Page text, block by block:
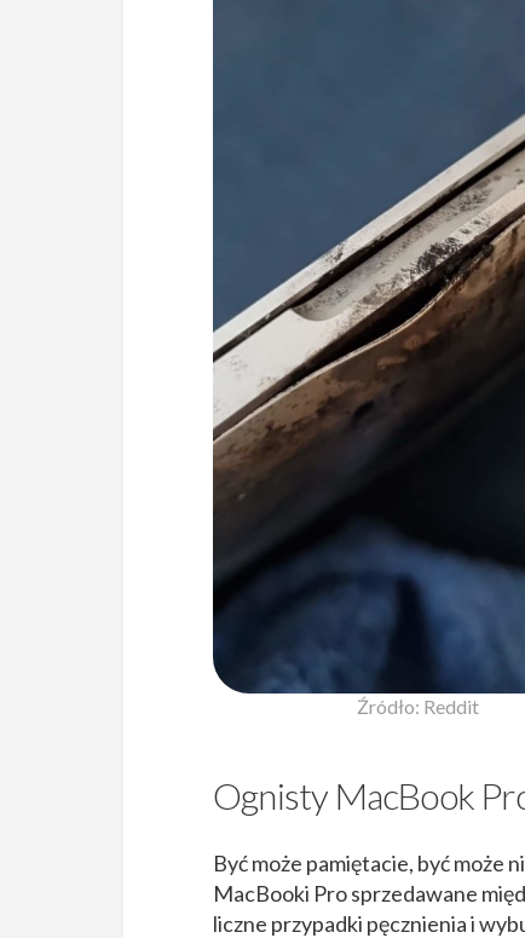
Źródło: Reddit
Ognisty MacBook
Być może pamiętacie, być może
MacBooki Pro sprzedawane
liczne przypadki pęcznienia i